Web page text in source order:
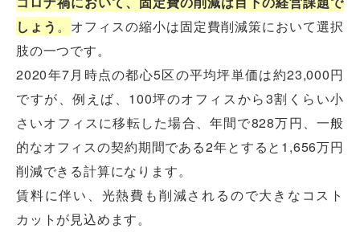
しょう 。 オフィスの縮小は固定費削減策において選択
肢の一つです。
2020年7月時点の都心5区の平均坪単価は約23,000円
ですが、例えば、100坪のオフィスから3割くらい小
さいオフィスに移転した場合、年間で828万円、一般
的なオフィスの契約期間である2年とすると1,656万円
削減できる計算になります。
賃料に伴い、光熱費も削減されるので大きなコスト
カットが見込めます。